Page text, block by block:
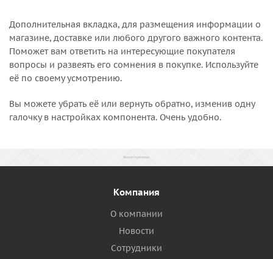
Дополнительная вкладка, для размещения информации о
магазине, доставке или любого другого важного контента.
Поможет вам ответить на интересующие покупателя
вопросы и развеять его сомнения в покупке. Используйте
её по своему усмотрению.
Вы можете убрать её или вернуть обратно, изменив одну
галочку в настройках компонента. Очень удобно.
Компания
О компании
Новости
Сотрудники